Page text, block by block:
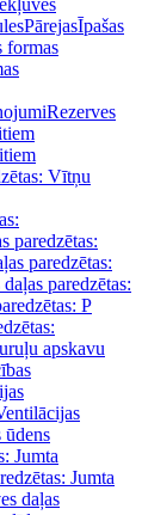
PārejasĪpašas
formas
Rezerves
Vītņu
paredzētas:
paredzētas:
paredzētas:
P
apskavu
Jumta
Jumta
daļas